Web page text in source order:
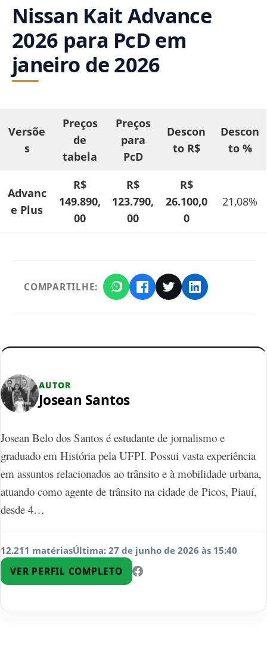
Nissan Kait Advance
2026 para PcD em
janeiro de 2026
Versõe
s
Preços
de
tabela
Preços
para
PcD
Descon
to R$
Descon
to %
Advanc
e Plus
R$
149.890,
00
R$
123.790,
00
R$
26.100,0
0
21,08%
COMPARTILHE:
AUTOR
Josean Santos
Josean Belo dos Santos é estudante de jornalismo e
graduado em História pela UFPI. Possui vasta experiência
em assuntos relacionados ao trânsito e à mobilidade urbana,
atuando como agente de trânsito na cidade de Picos, Piauí,
desde 4…
12.211 matériasÚltima: 27 de junho de 2026 às 15:40
VER PERFIL COMPLETO